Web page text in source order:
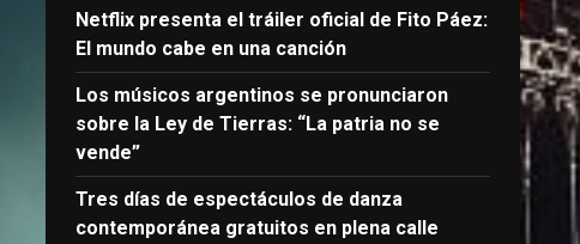
Netflix presenta el tráiler oficial de Fito Páez:
El mundo cabe en una canción
Los músicos argentinos se pronunciaron
sobre la Ley de Tierras: “La patria no se
vende”
Tres días de espectáculos de danza
contemporánea gratuitos en plena calle